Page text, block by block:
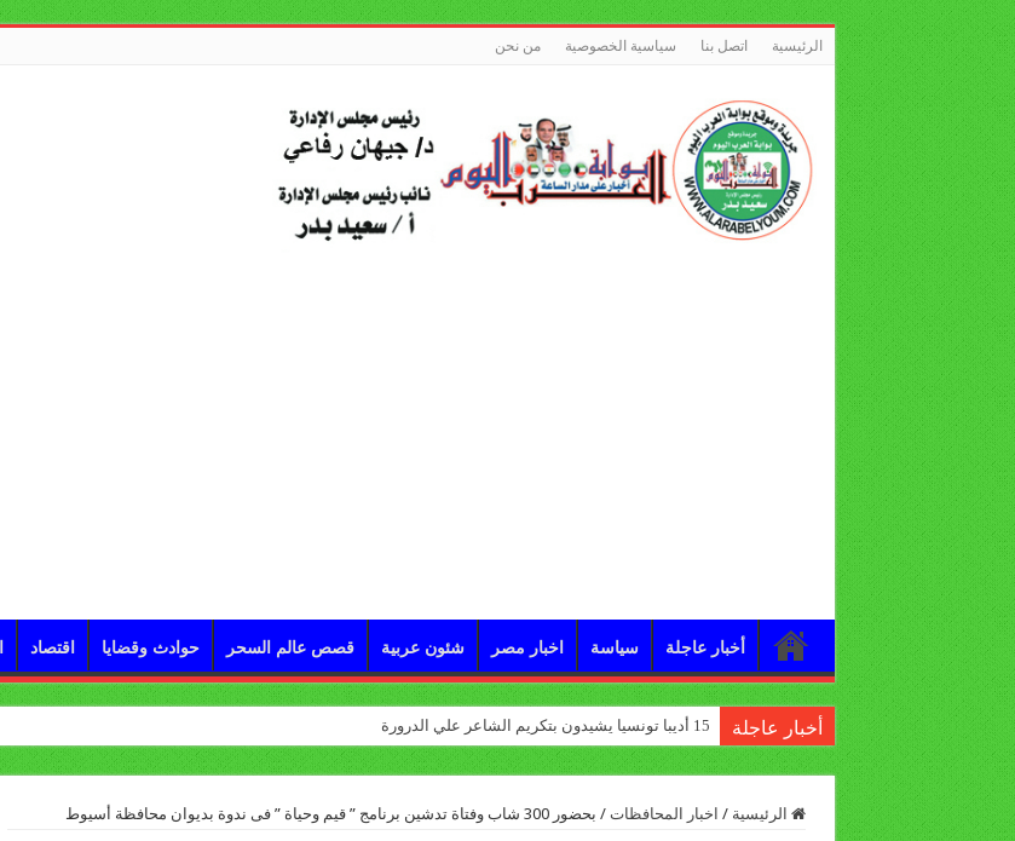
الرئيسية اتصل بنا سياسية الخصوصية من نحن
أخبار عاجلة سياسة اخبار مصر شئون عربية قصص عالم السحر حوادث وقضايا اقتصاد
أخبار عاجلة 15 أديبا تونسيا يشيدون بتكريم الشاعر علي الدرورة
الرئيسية / اخبار المحافظات / بحضور 300 شاب وفتاة تدشين برنامج ” قيم وحياة ” فى ندوة بديوان محافظة أسيوط